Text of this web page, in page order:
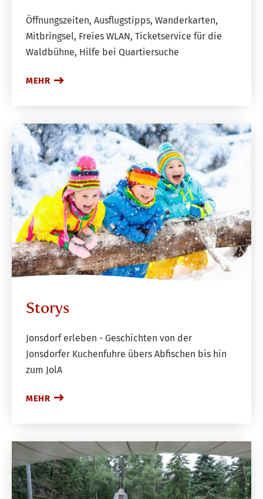
Öffnungszeiten, Ausflugstipps, Wanderkarten,
Mitbringsel, Freies WLAN, Ticketservice für die
Waldbühne, Hilfe bei Quartiersuche
MEHR
Storys
Jonsdorf erleben - Geschichten von der
Jonsdorfer Kuchenfuhre übers Abfischen bis hin
zum JolA
MEHR